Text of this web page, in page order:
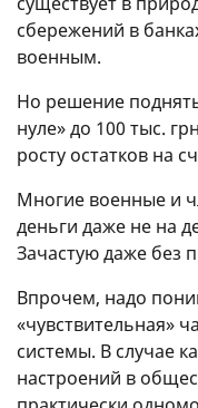
сбережений в
военным.
Но решение
нуле» до 100 тыс.
росту остатков на
Многие военные и
деньги даже не на
Зачастую даже без
Впрочем, надо
«чувствительная»
системы. В случае
настроений в